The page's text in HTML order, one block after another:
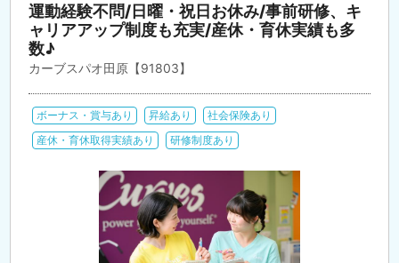
運動経験不問/日曜・祝日お休み/事前研修、キ
ャリアアップ制度も充実/産休・育休実績も多
数♪
カーブスパオ田原【91803】
ボーナス・賞与あり 昇給あり
社会保険あり
産休・育休取得実績あり
研修制度あり